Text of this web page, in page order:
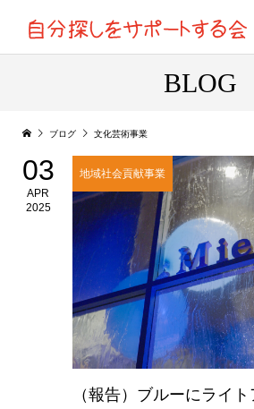
BLOG
ブログ 文化芸術事業
03
APR
2025
地域社会貢献事業
（報告）ブルーにライ